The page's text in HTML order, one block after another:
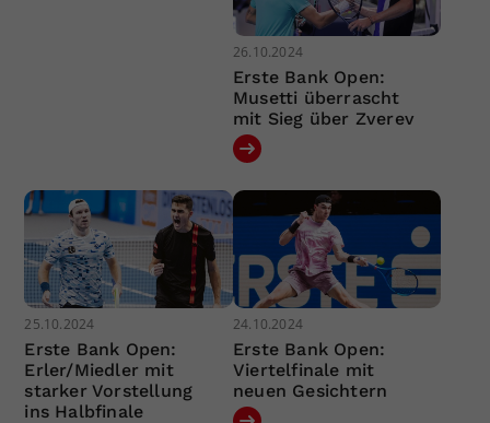
26.10.2024
Erste Bank Open:
Musetti überrascht
mit Sieg über Zverev
25.10.2024
Erste Bank Open:
Erler/Miedler mit
starker Vorstellung
ins Halbfinale
24.10.2024
Erste Bank Open:
Viertelfinale mit
neuen Gesichtern